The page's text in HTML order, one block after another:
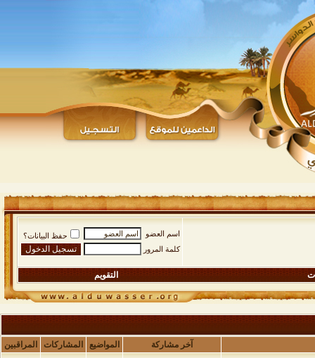
اسم العضو
حفظ البيانات؟
كلمة المرور
التقويم
آخر مشاركة المواضيع المشاركات المراقبين